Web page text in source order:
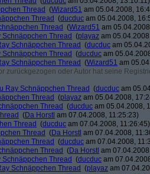
Thread (Wizard51 am 05.04.2008,
Thread (ducduc am 05.04.2008,
Thread (Wizard51 am
Schnäppchen Thread (playaz am
Schnäppchen Thread (ducduc am
Schnäppchen Thread (ducduc am
Schnäppchen Thread (Wizard51 am
zurückgezogen oder Autor hat seine
Ray Schnäppchen Thread (ducduc am
Thread (playaz am 05.04.2008,
Thread (ducduc am 05.04.2008,
(Da Horstl am 07.04.2008, 11:25:23)
Thread (ducduc am 07.04.2008, 11:26:45)
Thread (Da Horstl am 07.04.2008,
Thread (ducduc am 07.04.2008,
Thread (Da Horstl am
Schnäppchen Thread (ducduc am
Schnäppchen Thread (playaz am